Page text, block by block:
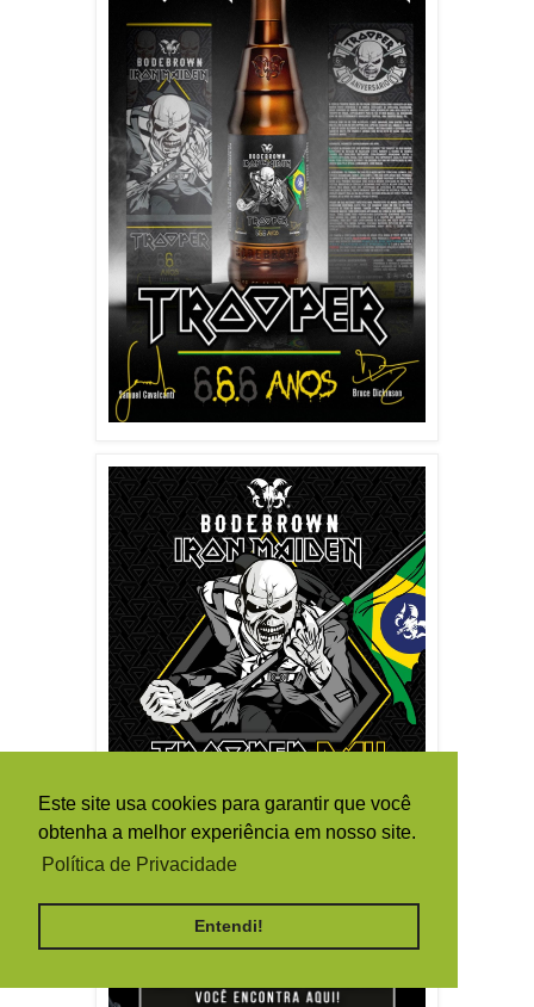
Este site usa cookies para garantir que você
obtenha a melhor experiência em nosso site.
Política de Privacidade
Entendi!